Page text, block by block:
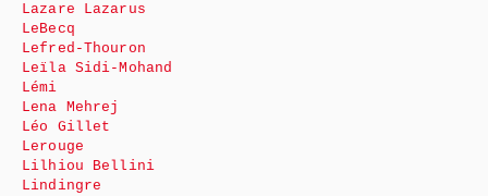
Lazare Lazarus
LeBecq
Lefred-Thouron
Leïla Sidi-Mohand
Lémi
Lena Mehrej
Léo Gillet
Lerouge
Lilhiou Bellini
Lindingre